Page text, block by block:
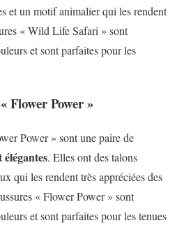
et un motif animalier qui les rendent
« Wild Life Safari » sont
et sont parfaites pour les
Flower Power »
Power » sont une paire de
élégantes. Elles ont des talons
qui les rendent très appréciées des
« Flower Power » sont
et sont parfaites pour les tenues